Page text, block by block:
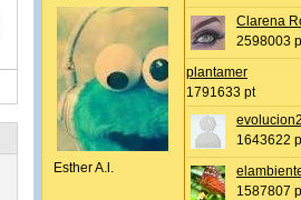
Esther A.l.
Clarena
2598003
plantamer
1791633 pt
1643622
1587807